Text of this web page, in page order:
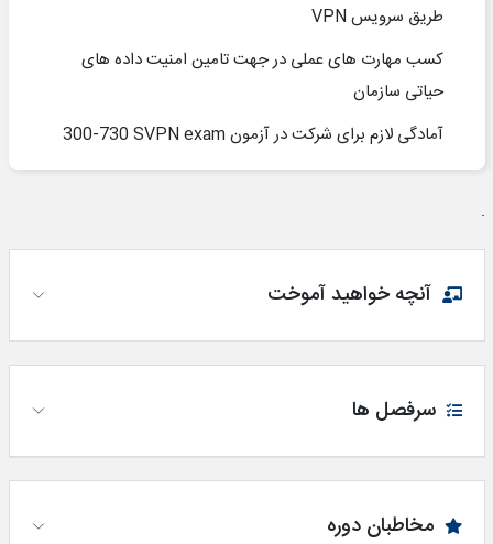
طریق سرویس VPN
کسب مهارت های عملی در جهت تامین امنیت داده های
حیاتی سازمان
آمادگی لازم برای شرکت در آزمون 300-730 SVPN exam
.
آنچه خواهید آموخت
سرفصل ها
مخاطبان دوره